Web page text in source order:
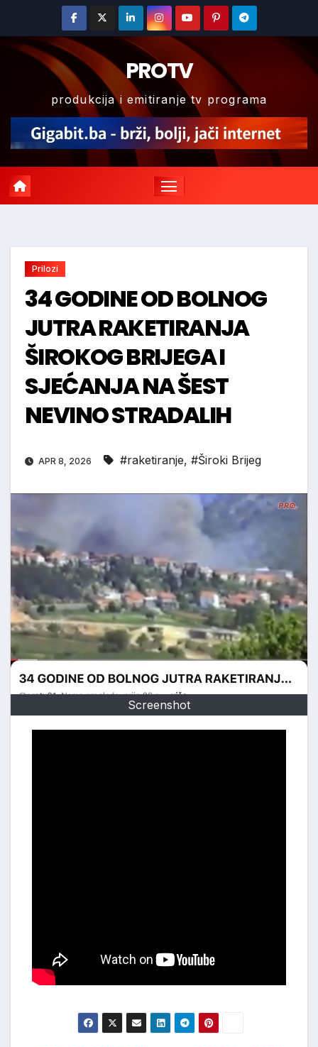
content
PROTV
produkcija i emitiranje tv programa
Prilozi
34 GODINE OD BOLNOG
JUTRA RAKETIRANJA
ŠIROKOG BRIJEGA I
SJEĆANJA NA ŠEST
NEVINO STRADALIH
APR 8, 2026 #raketiranje, #Široki Brijeg
Screenshot